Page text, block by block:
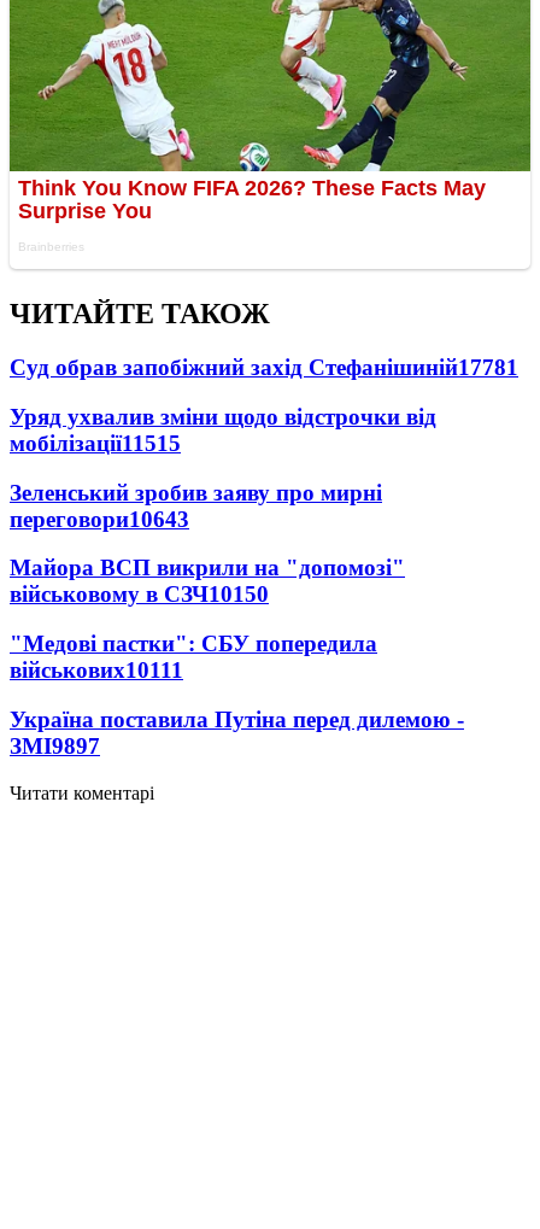
ЧИТАЙТЕ ТАКОЖ
Суд обрав запобіжний захід Стефанішиній17781
Уряд ухвалив зміни щодо відстрочки від
мобілізації11515
Зеленський зробив заяву про мирні
переговори10643
Майора ВСП викрили на "допомозі"
військовому в СЗЧ10150
"Медові пастки": СБУ попередила
військових10111
Україна поставила Путіна перед дилемою -
ЗМІ9897
Читати коментарі